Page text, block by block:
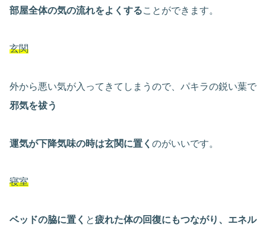
部屋全体の気の流れをよくすることができます。
玄関
外から悪い気が入ってきてしまうので、パキラの鋭い葉で
邪気を祓う
運気が下降気味の時は玄関に置く のがいいです。
寝室
ベッドの脇に置く と疲れた体の回復にもつながり、エネル